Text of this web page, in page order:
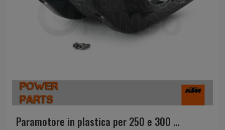
Paramotore in plastica per 250 e 300 ...